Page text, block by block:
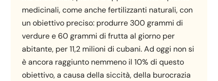
medicinali, come anche fertilizzanti naturali, con
un obiettivo preciso: produrre 300 grammi di
verdure e 60 grammi di frutta al giorno per
abitante, per 11,2 milioni di cubani. Ad oggi non si
è ancora raggiunto nemmeno il 10% di questo
obiettivo, a causa della siccità, della burocrazia